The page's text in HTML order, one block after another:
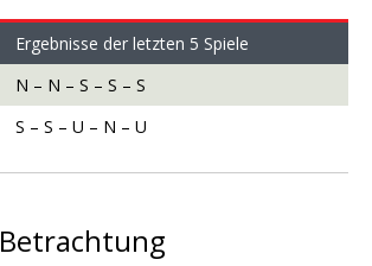
Ergebnisse der letzten 5 Spiele
N – N – S – S – S
S – S – U – N – U